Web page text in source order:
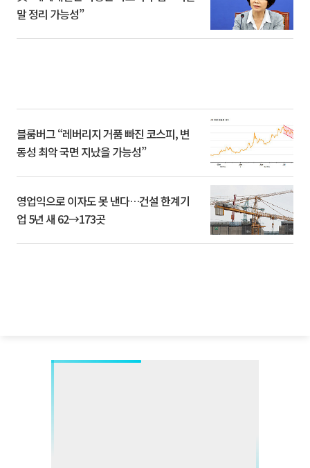
말 정리 가능성”
블룸버그 “레버리지 거품 빠진 코스피, 변
동성 최악 국면 지났을 가능성”
영업익으로 이자도 못 낸다…건설 한계기
업 5년 새 62→173곳